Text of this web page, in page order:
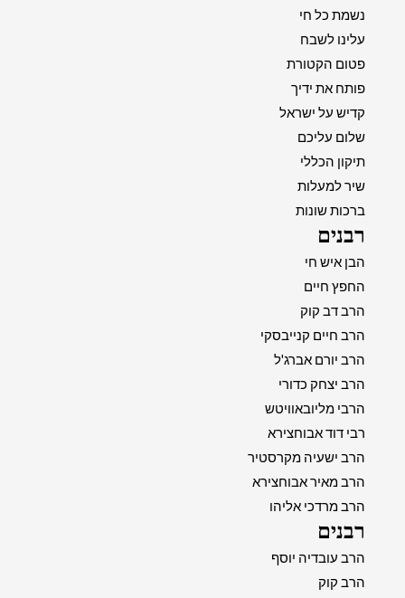
נשמת כל חי
עלינו לשבח
פטום הקטורת
פותח את ידיך
קדיש על ישראל
שלום עליכם
תיקון הכללי
שיר למעלות
ברכות שונות
רבנים
הבן איש חי
החפץ חיים
הרב דב קוק
הרב חיים קנייבסקי
הרב יורם אברג'ל
הרב יצחק כדורי
הרבי מליובאוויטש
רבי דוד אבוחצירא
הרב ישעיה מקרסטיר
הרב מאיר אבוחצירא
הרב מרדכי אליהו
רבנים
הרב עובדיה יוסף
הרב קוק